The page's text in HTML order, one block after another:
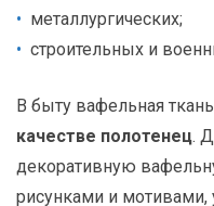
металлургических;
строительных и
В быту вафельная
качестве полотенец.
декоративную
рисунками и мотивами,